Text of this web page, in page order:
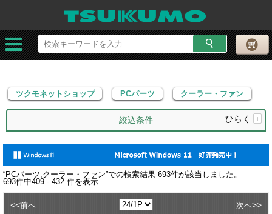
ツクモネットショップ PCパーツ クーラー・ファン
ツクモネットショップ PCパーツ クーラー・ファン
絞込条件 ひらく +
“PCパーツ,クーラー・ファン”での検索結果 693件が該当しました。
693件中409 - 432 件を表示
<<前へ 次へ>>